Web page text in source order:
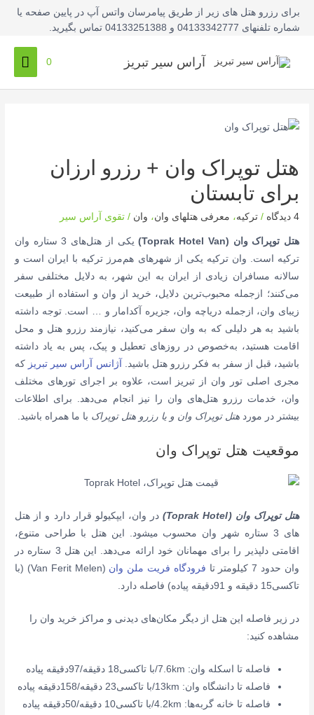
برای رزرو هتل های زیر از طریق پیامرسان واتس آپ در پایین صفحه یا
شماره تلفنهای 04133342777 و 04133251388 تماس بگیرید.
آراس سیر تبریز 0
هتل توپراک وان + رزرو ارزان
برای تابستان
4 دیدگاه /ترکیه، معرفی هتلهای وان، وان /تقوی آراس سیر
هتل توپراک وان (Toprak Hotel Van)
یکی از هتل‌های 3 ستاره وان
ترکیه است. وان ترکیه یکی از شهر‌های هم‌مرز ترکیه با ایران است و
سالانه مسافران زیادی از ایران به این شهر، به دلایل مختلفی سفر
می‌کنند؛ ازجمله محبوب‌ترین دلایل، خرید از وان و استفاده از طبیعت
زیبای وان، ازجمله دریاچه وان، جزیره آکدامار و … است. توجه داشته
باشید به هر دلیلی که به وان سفر می‌کنید، نیازمند رزرو هتل و محل
اقامت هستید، به‌خصوص در روزهای تعطیل و پیک، پس به یاد داشته
باشید، قبل از سفر به فکر رزرو هتل باشید. آژانس آراس سیر تبریز که
مجری اصلی تور وان از تبریز است، علاوه بر اجرای تور‌های مختلف
وان، خدمات رزرو هتل‌های وان را نیز انجام می‌دهد. برای اطلاعات
بیشتر در موردهتل توپراک وان و یا رزرو هتل توپراک با ما همراه باشید.
موقعیت هتل توپراک وان
هتل توپراک وان (Toprak Hotel)
در وان، ایپکیولو قرار دارد و از هتل
های 3 ستاره شهر وان محسوب میشود. این هتل با طراحی متنوع،
اقامتی دلپذیر را برای مهمانان خود ارائه می‌دهد. این هتل 3 ستاره در
وان حدود 7 کیلومتر تا
فرودگاه فریت ملن وان
(Van Ferit Melen) (با
تاکسی15 دقیقه و 91دقیقه پیاده) فاصله دارد.
در زیر فاصله این هتل از دیگر مکان‌های دیدنی و مراکز خرید وان را
مشاهده کنید:
فاصله تا اسکله وان: 7.6km/با تاکسی18 دقیقه/97دقیقه پیاده
فاصله تا دانشگاه وان: 13km/با تاکسی23 دقیقه/158دقیقه پیاده
فاصله تا خانه گربه‌ها: 4.2km/با تاکسی10 دقیقه/50دقیقه پیاده